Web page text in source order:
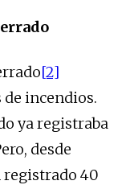
[2]
incendios.
ya registraba
desde
registrado 40